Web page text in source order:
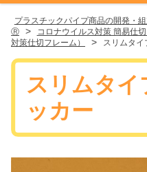
プラスチックパイプ商品の開発・
Ⓡ
> コロナウイルス対策 簡易仕
対策仕切フレーム）
> スリムタイ
スリムタイ
ッカー